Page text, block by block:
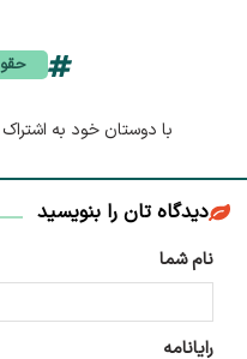
با دوستان خود به اشتراک
دیدگاه تان را بنویسید
نام شما
رایانامه